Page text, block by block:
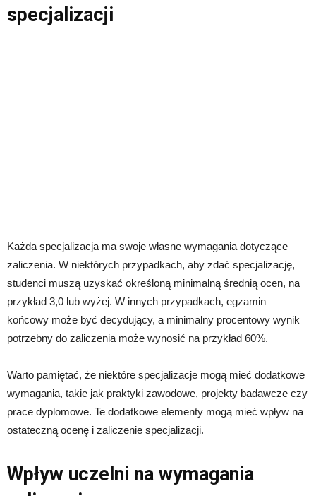
specjalizacji
Każda specjalizacja ma swoje własne wymagania dotyczące
zaliczenia. W niektórych przypadkach, aby zdać specjalizację,
studenci muszą uzyskać określoną minimalną średnią ocen, na
przykład 3,0 lub wyżej. W innych przypadkach, egzamin
końcowy może być decydujący, a minimalny procentowy wynik
potrzebny do zaliczenia może wynosić na przykład 60%.
Warto pamiętać, że niektóre specjalizacje mogą mieć dodatkowe
wymagania, takie jak praktyki zawodowe, projekty badawcze czy
prace dyplomowe. Te dodatkowe elementy mogą mieć wpływ na
ostateczną ocenę i zaliczenie specjalizacji.
Wpływ uczelni na wymagania